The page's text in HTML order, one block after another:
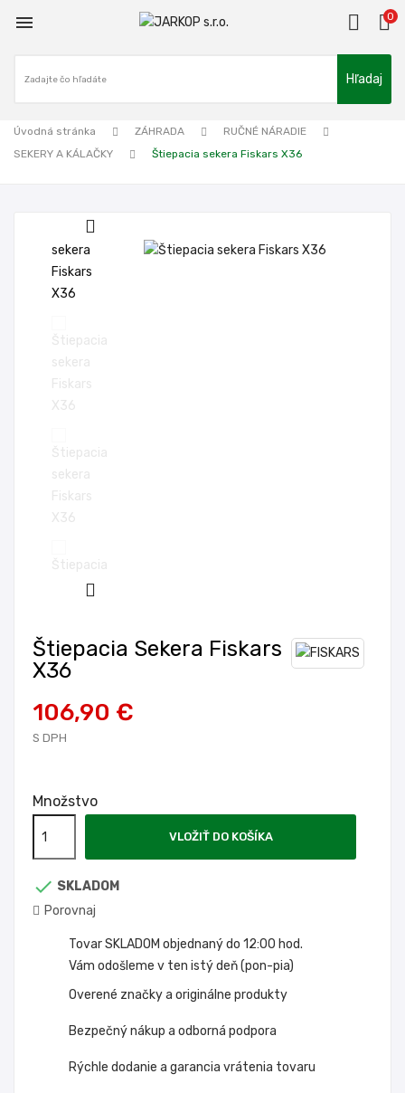
 0
Hľadaj
Úvodná stránka ZÁHRADA
RUČNÉ NÁRADIE
SEKERY A KÁLAČKY
Štiepacia sekera Fiskars X36
Štiepacia Sekera Fiskars
X36
106,90 €
S DPH
Množstvo
VLOŽIŤ DO KOŠÍKA
 SKLADOM
Porovnaj
Tovar SKLADOM objednaný do 12:00 hod.
Vám odošleme v ten istý deň (pon-pia)
Overené značky a originálne produkty
Bezpečný nákup a odborná podpora
Rýchle dodanie a garancia vrátenia tovaru